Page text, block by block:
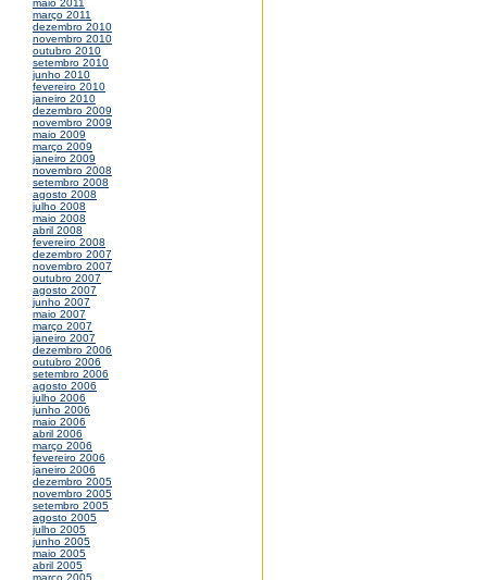
maio 2011
março 2011
dezembro 2010
novembro 2010
outubro 2010
setembro 2010
junho 2010
fevereiro 2010
janeiro 2010
dezembro 2009
novembro 2009
maio 2009
março 2009
janeiro 2009
novembro 2008
setembro 2008
agosto 2008
julho 2008
maio 2008
abril 2008
fevereiro 2008
dezembro 2007
novembro 2007
outubro 2007
agosto 2007
junho 2007
maio 2007
março 2007
janeiro 2007
dezembro 2006
outubro 2006
setembro 2006
agosto 2006
julho 2006
junho 2006
maio 2006
abril 2006
março 2006
fevereiro 2006
janeiro 2006
dezembro 2005
novembro 2005
setembro 2005
agosto 2005
julho 2005
junho 2005
maio 2005
abril 2005